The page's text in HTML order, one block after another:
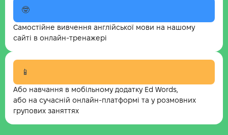
🤓
Самостійне вивчення англійської мови на нашому
сайті в онлайн-тренажері
📱
Або навчання в мобільному додатку Ed Words,
або на сучасній онлайн-платформі та у розмовних
групових заняттях